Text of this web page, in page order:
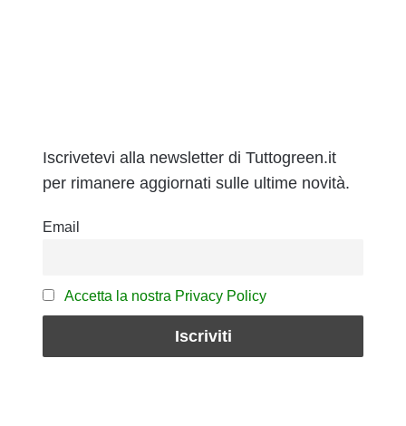
Iscrivetevi alla newsletter di Tuttogreen.it
per rimanere aggiornati sulle ultime novità.
Email
Accetta la nostra Privacy Policy